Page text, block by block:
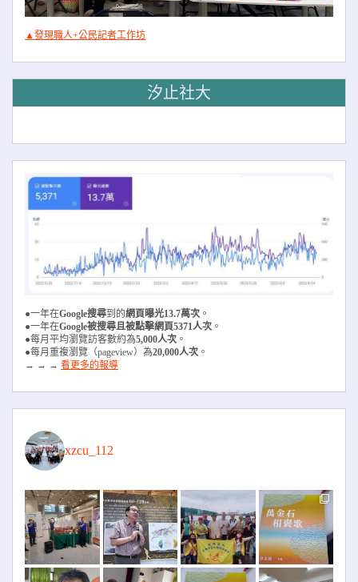
▲發現職人+公民記者工作坊
汐止社大
●一年在Google搜尋到的網頁曝光13.7萬次 。
●一年在Google被搜尋且被點擊網頁5371人次 。
●每月平均瀏覽訪客數約為5,000人次 。
●每月重複瀏覽（pageview）為20,000人次 。
→ → → 看更多的報導
xzcu_112